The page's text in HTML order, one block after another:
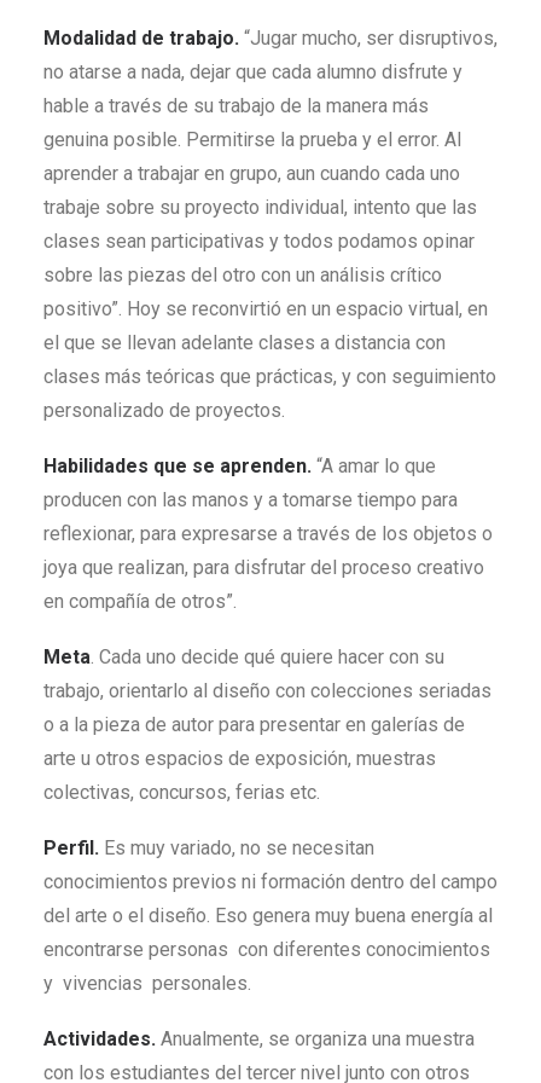
Modalidad de trabajo. “Jugar mucho, ser disruptivos,
no atarse a nada, dejar que cada alumno disfrute y
hable a través de su trabajo de la manera más
genuina posible. Permitirse la prueba y el error. Al
aprender a trabajar en grupo, aun cuando cada uno
trabaje sobre su proyecto individual, intento que las
clases sean participativas y todos podamos opinar
sobre las piezas del otro con un análisis crítico
positivo”. Hoy se reconvirtió en un espacio virtual, en
el que se llevan adelante clases a distancia con
clases más teóricas que prácticas, y con seguimiento
personalizado de proyectos.
Habilidades que se aprenden. “A amar lo que
producen con las manos y a tomarse tiempo para
reflexionar, para expresarse a través de los objetos o
joya que realizan, para disfrutar del proceso creativo
en compañía de otros”.
Meta. Cada uno decide qué quiere hacer con su
trabajo, orientarlo al diseño con colecciones seriadas
o a la pieza de autor para presentar en galerías de
arte u otros espacios de exposición, muestras
colectivas, concursos, ferias etc.
Perfil. Es muy variado, no se necesitan
conocimientos previos ni formación dentro del campo
del arte o el diseño. Eso genera muy buena energía al
encontrarse personas con diferentes conocimientos
y vivencias personales.
Actividades. Anualmente, se organiza una muestra
con los estudiantes del tercer nivel junto con otros